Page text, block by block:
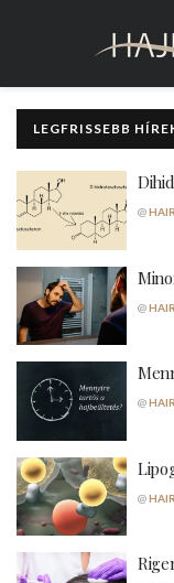
LEGFRISSEBB
@
@
@
@